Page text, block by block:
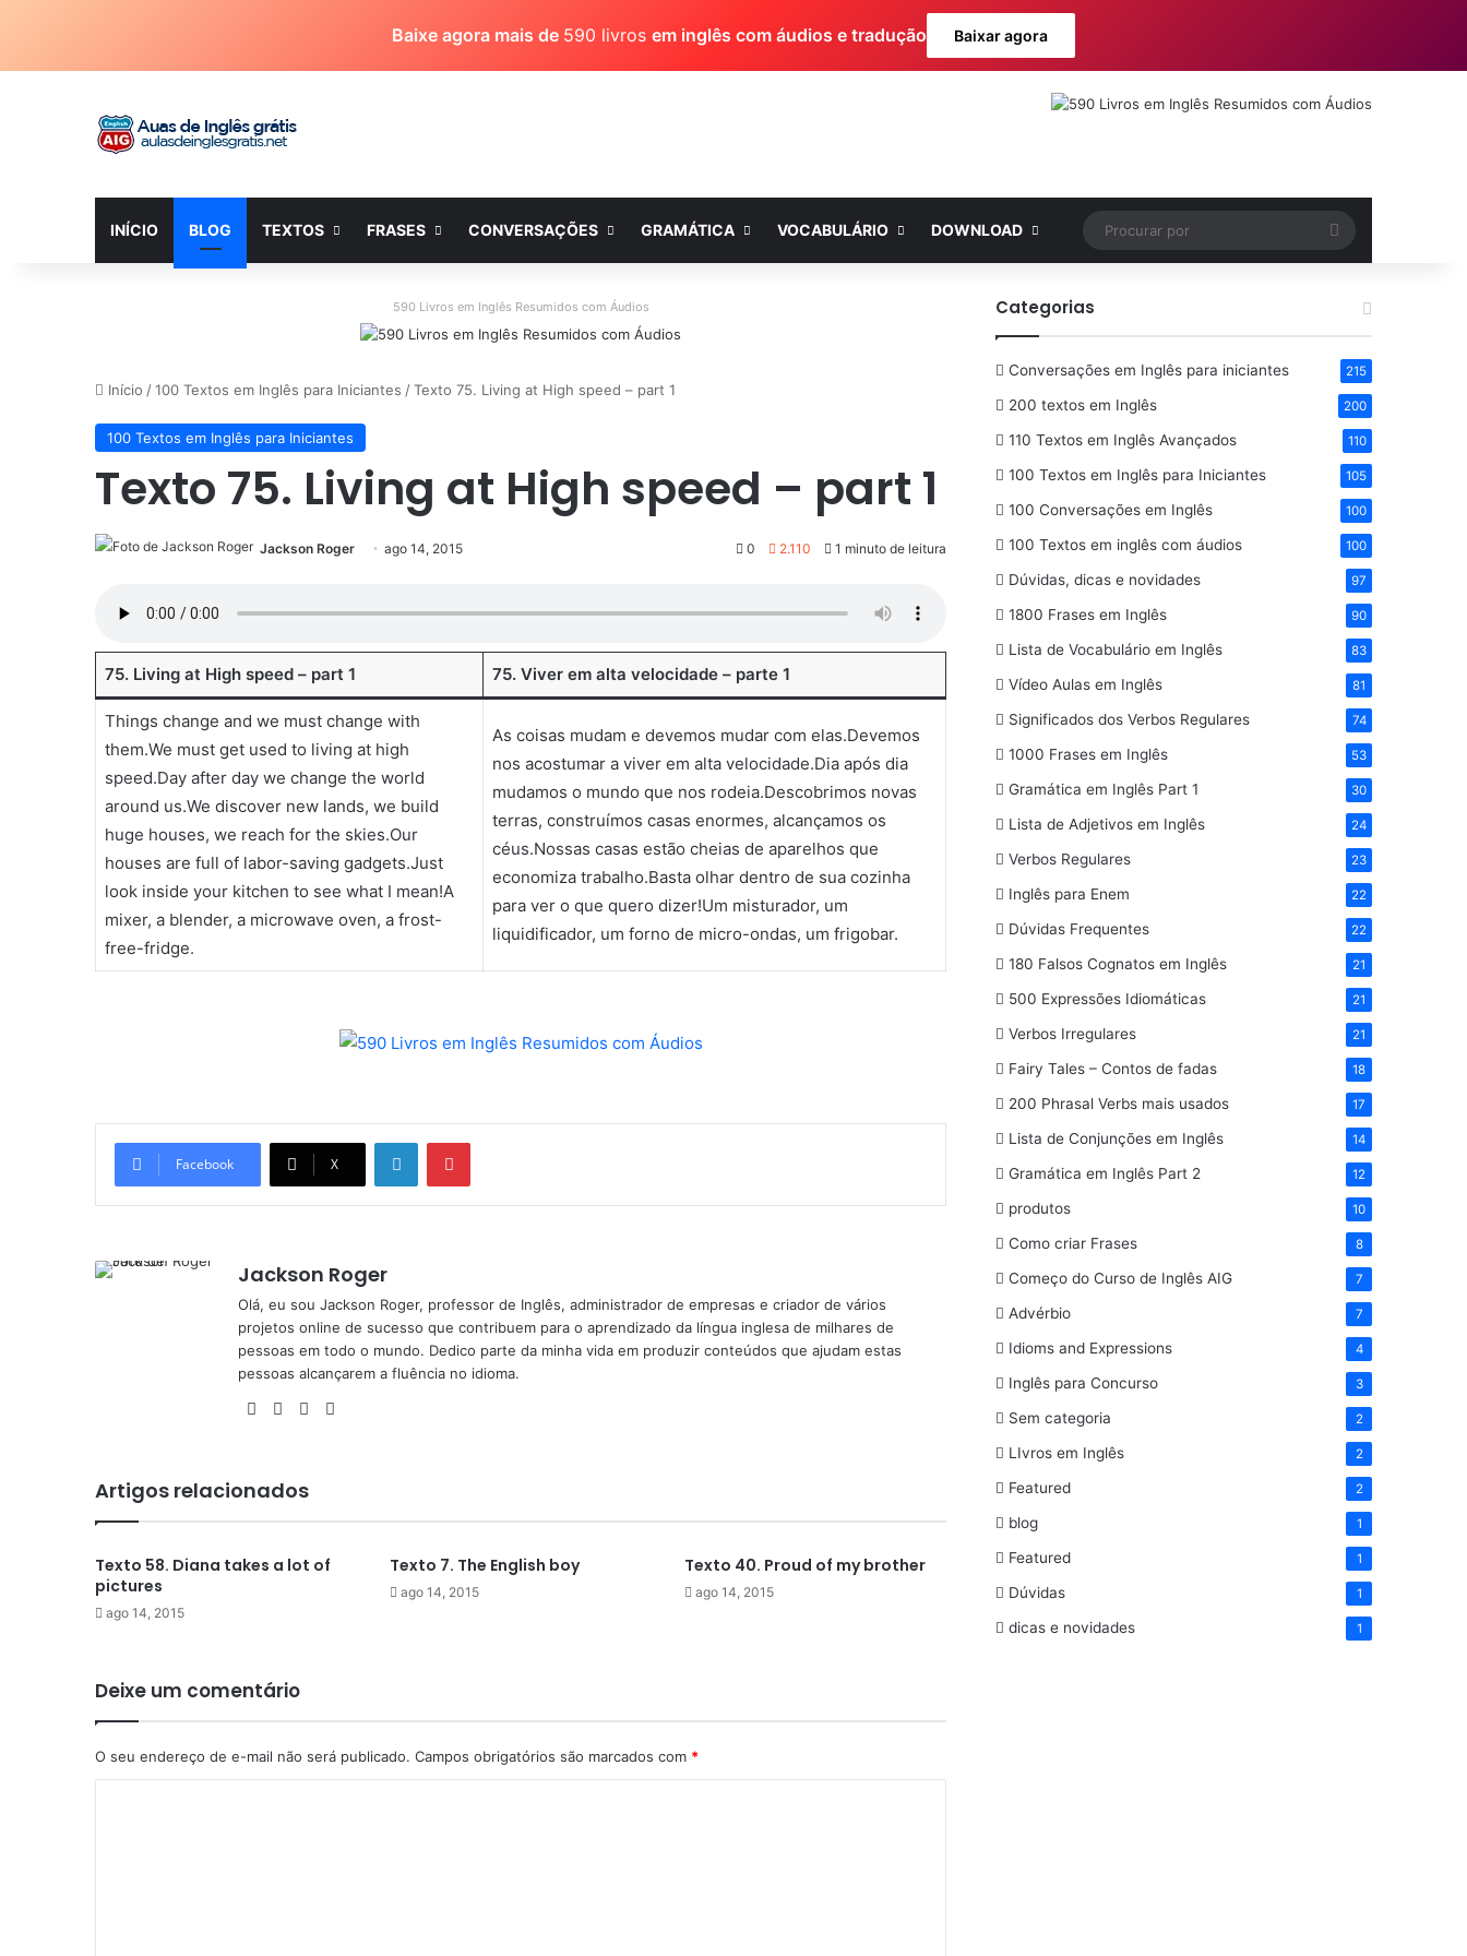
Baixe agora mais de 590 livros em inglês com áudios e tradução Baixar agora
INÍCIO BLOG TEXTOS FRASES CONVERSAÇÕES GRAMÁTICA VOCABULÁRIO DOWNLOAD
Procurar
por
590 Livros em Inglês Resumidos com Áudios
Início /100 Textos em Inglês para Iniciantes /Texto 75. Living at High speed – part 1
100 Textos em Inglês para Iniciantes
Texto 75. Living at High speed – part 1
Jackson Roger ago 14, 2015 0 2.110 1 minuto de leitura
75. Living at High speed – part 1 75. Viver em alta velocidade – parte 1
Things change and we must change with
them.We must get used to living at high
speed.Day after day we change the world
around us.We discover new lands, we build
huge houses, we reach for the skies.Our
houses are full of labor-saving gadgets.Just
look inside your kitchen to see what I mean!A
mixer, a blender, a microwave oven, a frost-
free-fridge.
As coisas mudam e devemos mudar com elas.Devemos
nos acostumar a viver em alta velocidade.Dia após dia
mudamos o mundo que nos rodeia.Descobrimos novas
terras, construímos casas enormes, alcançamos os
céus.Nossas casas estão cheias de aparelhos que
economiza trabalho.Basta olhar dentro de sua cozinha
para ver o que quero dizer!Um misturador, um
liquidificador, um forno de micro-ondas, um frigobar.
Facebook X
LinkedinPinterest
Jackson Roger
Olá, eu sou Jackson Roger, professor de Inglês, administrador de empresas e criador de vários
projetos online de sucesso que contribuem para o aprendizado da língua inglesa de milhares de
pessoas em todo o mundo. Dedico parte da minha vida em produzir conteúdos que ajudam estas
pessoas alcançarem a fluência no idioma.
Facebook
X YouTube
Artigos relacionados
Texto 58. Diana takes a lot of
pictures
ago 14, 2015
Texto 7. The English boy
ago 14, 2015
Texto 40. Proud of my brother
ago 14, 2015
Deixe um comentário
O seu endereço de e-mail não será publicado. Campos obrigatórios são marcados com *
Categorias
Conversações em Inglês para iniciantes 215
200 textos em Inglês 200
110 Textos em Inglês Avançados 110
100 Textos em Inglês para Iniciantes 105
100 Conversações em Inglês 100
100 Textos em inglês com áudios 100
Dúvidas, dicas e novidades 97
1800 Frases em Inglês 90
Lista de Vocabulário em Inglês 83
Vídeo Aulas em Inglês 81
Significados dos Verbos Regulares 74
1000 Frases em Inglês 53
Gramática em Inglês Part 1 30
Lista de Adjetivos em Inglês 24
Verbos Regulares 23
Inglês para Enem 22
Dúvidas Frequentes 22
180 Falsos Cognatos em Inglês 21
500 Expressões Idiomáticas 21
Verbos Irregulares 21
Fairy Tales – Contos de fadas 18
200 Phrasal Verbs mais usados 17
Lista de Conjunções em Inglês 14
Gramática em Inglês Part 2 12
produtos 10
Como criar Frases 8
Começo do Curso de Inglês AIG 7
Advérbio 7
Idioms and Expressions 4
Inglês para Concurso 3
Sem categoria 2
LIvros em Inglês 2
Featured 2
blog 1
Featured 1
Dúvidas 1
dicas e novidades 1